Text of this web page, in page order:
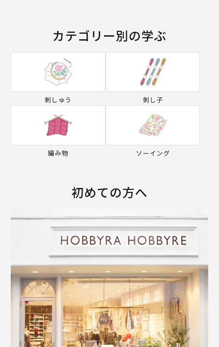
カテゴリー別の学ぶ
刺しゅう 刺し子
編み物 ソーイング
初めての方へ